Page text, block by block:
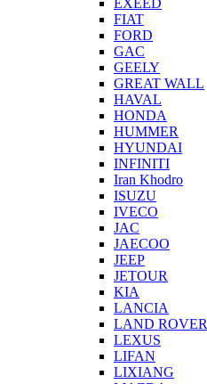
EXEED
FIAT
FORD
GAC
GEELY
GREAT WALL
HAVAL
HONDA
HUMMER
HYUNDAI
INFINITI
Iran Khodro
ISUZU
IVECO
JAC
JAECOO
JEEP
JETOUR
KIA
LANCIA
LAND ROVER
LEXUS
LIFAN
LIXIANG